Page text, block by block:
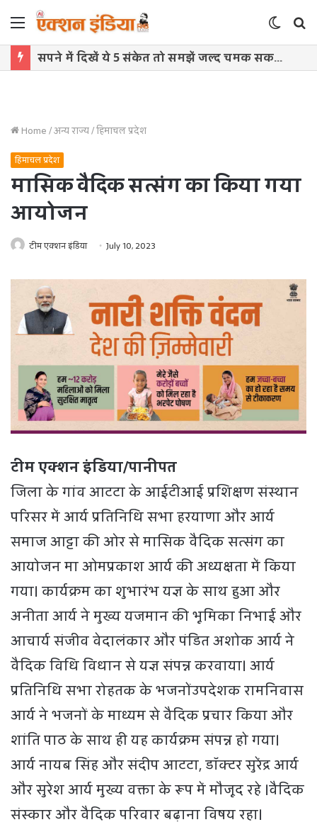
Menu
Switch
skin
सपने में दिखें ये 5 संकेत तो समझें जल्द चमक सकती है किस्मत
Home/अन्य राज्य/हिमाचल प्रदेश
हिमाचल प्रदेश
मासिक वैदिक सत्संग का किया गया
आयोजन
टीम एक्शन इंडिया July 10, 2023
टीम एक्शन इंडिया/पानीपत
जिला के गांव आटटा के आईटीआई प्रशिक्षण संस्थान
परिसर में आर्य प्रतिनिधि सभा हरयाणा और आर्य
समाज आट्टा की ओर से मासिक वैदिक सत्संग का
आयोजन मा ओमप्रकाश आर्य की अध्यक्षता में किया
गया। कार्यक्रम का शुभारंभ यज्ञ के साथ हुआ और
अनीता आर्य ने मुख्य यजमान की भूमिका निभाई और
आचार्य संजीव वेदालंकार और पंडित अशोक आर्य ने
वैदिक विधि विधान से यज्ञ संपन्न करवाया। आर्य
प्रतिनिधि सभा रोहतक के भजनोंउपदेशक रामनिवास
आर्य ने भजनों के माध्यम से वैदिक प्रचार किया और
शांति पाठ के साथ ही यह कार्यक्रम संपन्न हो गया।
आर्य नायब सिंह और संदीप आटटा, डॉक्टर सुरेंद्र आर्य
और सुरेश आर्य मुख्य वक्ता के रूप में मौजूद रहे ।वैदिक
संस्कार और वैदिक परिवार बढ़ाना विषय रहा।